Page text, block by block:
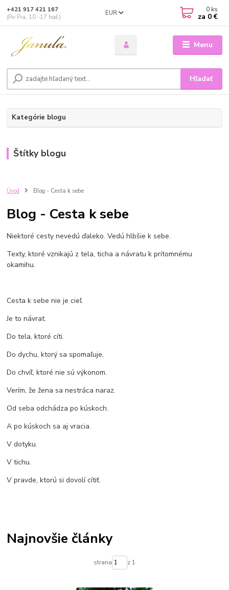
Menu
EUR
Hľadať
+421 917 421 167
(Po-Pia, 10 -17 hod.)
0 ks
za 0 €
Kategórie blogu
Štítky blogu
Úvod Blog - Cesta k sebe
Blog - Cesta k sebe
Niektoré cesty nevedú ďaleko. Vedú hlbšie k sebe.
Texty, ktoré vznikajú z tela, ticha a návratu k prítomnému
okamihu.
Cesta k sebe nie je cieľ.
Je to návrat.
Do tela, ktoré cíti.
Do dychu, ktorý sa spomaľuje.
Do chvíľ, ktoré nie sú výkonom.
Verím, že žena sa nestráca naraz.
Od seba odchádza po kúskoch.
A po kúskoch sa aj vracia.
V dotyku.
V tichu.
V pravde, ktorú si dovolí cítiť.
Najnovšie články
strana z 1